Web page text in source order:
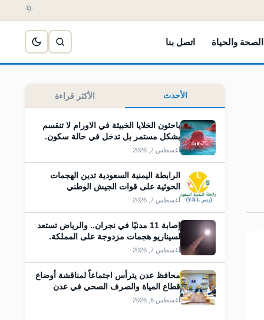
الصحة والحياة اتصل بنا
الأحدث الأكثر قراءة
باحثون الخلايا الخبيثة في الاورام لا تنقسم
بشكل مستمر بل تدخل في حالة سكون.
أغسطس 7, 2026
الرابطة اليمنية السعودية تدين الهجمات
الحوثية على قوات الجيش الوطني
أغسطس 7, 2026
إصابة 11 مدنيًا في نجران.. والرياض تستعد
لسيناريو هجمات مزدوجة على المملكة.
أغسطس 7, 2026
محافظ عدن يترأس اجتماعاً لمناقشة أوضاع
قطاع المياة والصرف الصحي في عدن
أغسطس 6, 2026